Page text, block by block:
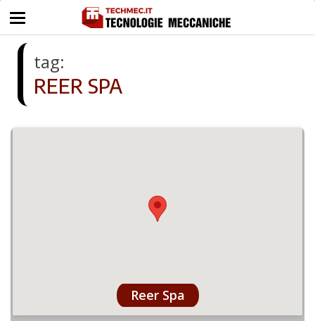
tag:
REER SPA
Reer Spa